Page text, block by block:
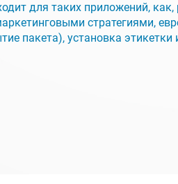
для таких приложений,
стратегиями,
пакета), установка этикетки